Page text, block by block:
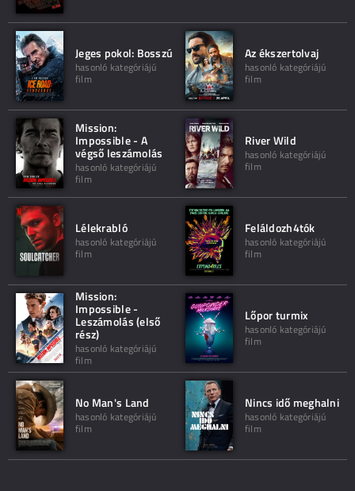
Jeges pokol: Bosszú
hasonló kategóriájú
film
Az ékszertolvaj
hasonló kategóriájú
film
Mission:
Impossible - A
végső leszámolás
hasonló kategóriájú
film
River Wild
hasonló kategóriájú
film
Lélekrabló
hasonló kategóriájú
film
Feláldozh4tók
hasonló kategóriájú
film
Mission:
Impossible -
Leszámolás (első
rész)
hasonló kategóriájú
film
Lőpor turmix
hasonló kategóriájú
film
No Man's Land
hasonló kategóriájú
film
Nincs idő meghalni
hasonló kategóriájú
film